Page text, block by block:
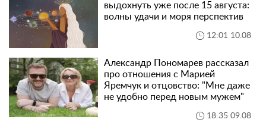
выдохнуть уже после 15 августа:
волны удачи и моря перспектив
12:01 10.08
Александр Пономарев рассказал
про отношения с Марией
Яремчук и отцовство: "Мне даже
не удобно перед новым мужем"
18:35 09.08